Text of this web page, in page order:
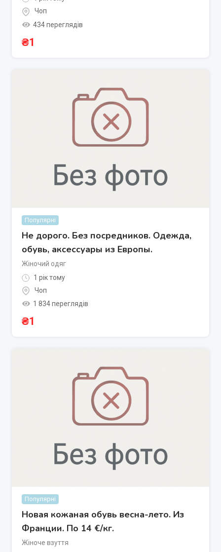
Чоп
434 переглядів
₴1
Популярні
Не дорого. Без посредников. Одежда,
обувь, аксессуары из Европы.
Жіночий одяг
1 рік тому
Чоп
1 834 переглядів
₴1
Популярні
Новая кожаная обувь весна-лето. Из
Франции. По 14 €/кг.
Жіноче взуття